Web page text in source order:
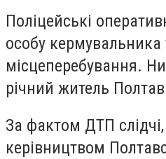
Поліцейські
особу кермувальника
місцеперебування.
річний житель
За фактом ДТП
керівництвом